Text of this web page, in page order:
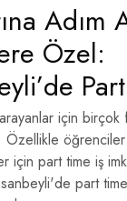
Adım
Özel:
için birçok
Özellikle
için part time iş
part